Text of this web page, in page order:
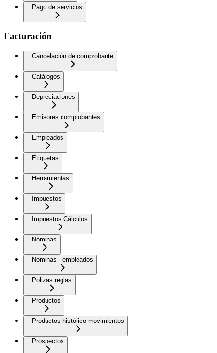
Pago de servicios
Facturación
Cancelación de comprobante
Catálogos
Depreciaciones
Emisores comprobantes
Empleados
Etiquetas
Herramientas
Impuestos
Impuestos Cálculos
Nóminas
Nóminas - empleados
Polizas reglas
Productos
Productos histórico movimientos
Prospectos